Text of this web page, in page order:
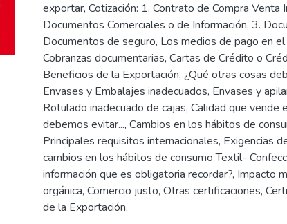
exportar, Cotización: 1. Contrato de Compra Venta
Documentos Comerciales o de Información, 3.
Documentos de seguro, Los medios de pago en el
Cobranzas documentarias, Cartas de Crédito o
Beneficios de la Exportación, ¿Qué otras cosas
Envases y Embalajes inadecuados, Envases y
Rotulado inadecuado de cajas, Calidad que vende
debemos evitar..., Cambios en los hábitos de
Principales requisitos internacionales, Exigencias
cambios en los hábitos de consumo Textil-
información que es obligatoria recordar?, Impacto
orgánica, Comercio justo, Otras certificaciones,
de la Exportación.